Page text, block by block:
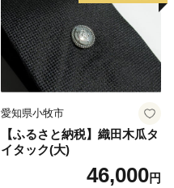
愛知県小牧市
【ふるさと納税】織田木瓜タ
イタック(大)
46,000円